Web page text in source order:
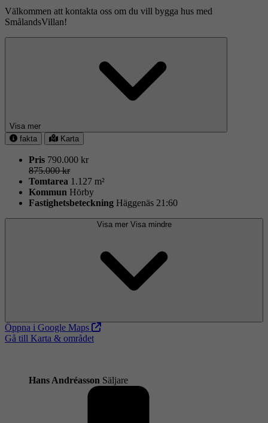
Välkommen att kontakta oss om du vill bygga hus med
SmålandsVillan!
Visa mer
fakta
Karta
Pris 790.000 kr
875.000 kr
Tomtarea 1.127 m²
Kommun Hörby
Fastighets­beteckning Häggenäs 21:60
Visa mer Visa mindre
Öppna i Google Maps
Gå till Karta & området
Hans Andréasson Säljare